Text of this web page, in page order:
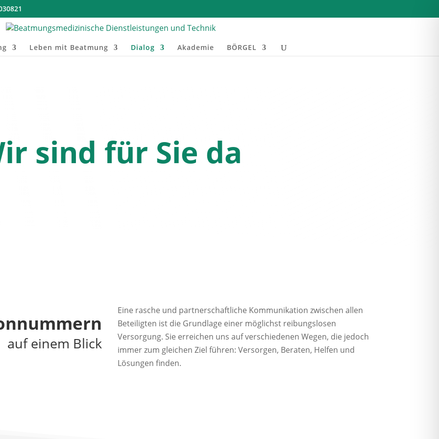
Leben mit Beatmung Dialog Akademie BÖRGEL
sind für Sie da
auf einem Blick
Eine rasche und partnerschaftliche Kommunikation zwischen allen
Beteiligten ist die Grundlage einer möglichst reibungslosen
Versorgung. Sie erreichen uns auf verschiedenen Wegen, die jedoch
immer zum gleichen Ziel führen: Versorgen, Beraten, Helfen und
Lösungen finden.